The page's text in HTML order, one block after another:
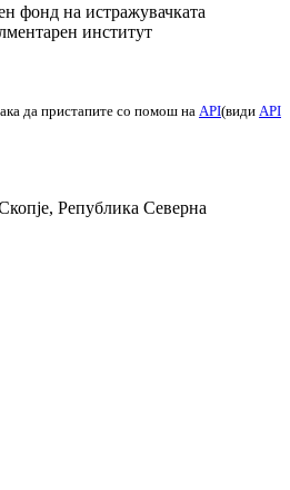
фонд на истражувачката
институт
да пристапите со помош на API(види API
Република Северна